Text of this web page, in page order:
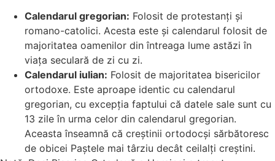
Calendarul gregorian: Folosit de protestanți și
romano-catolici. Acesta este și calendarul folosit de
majoritatea oamenilor din întreaga lume astăzi în
viața seculară de zi cu zi.
Calendarul iulian: Folosit de majoritatea bisericilor
ortodoxe. Este aproape identic cu calendarul
gregorian, cu excepția faptului că datele sale sunt cu
13 zile în urma celor din calendarul gregorian.
Aceasta înseamnă că creștinii ortodocși sărbătoresc
de obicei Paștele mai târziu decât ceilalți creștini.